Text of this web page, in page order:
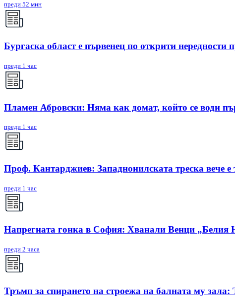
преди 52 мин
Бургаска област е първенец по открити
преди 1 час
Пламен Абровски: Няма как домат, който се води
преди 1 час
Проф. Кантарджиев: Западнонилската треска вече е
преди 1 час
Напрегната гонка в София: Хванали Венци „Белия
преди 2 часа
Тръмп за спирането на строежа на балната му зала: